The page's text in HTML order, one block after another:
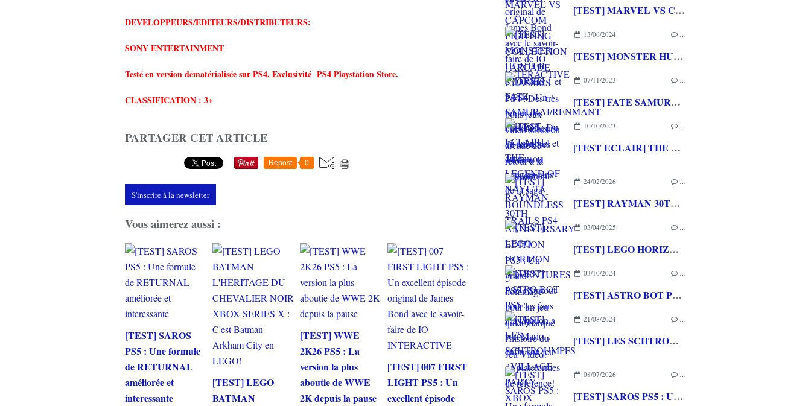
DEVELOPPEURS/EDITEURS/DISTRIBUTEURS:
SONY ENTERTAINMENT
Testé en version dématérialisée sur PS4. Exclusivité PS4 Playstation Store.
CLASSIFICATION : 3+
PARTAGER CET ARTICLE
Repost 0
S'inscrire à la newsletter
Vous aimerez aussi :
[TEST] SAROS
PS5 : Une formule
de RETURNAL
améliorée et
interessante
[TEST] LEGO
BATMAN
[TEST] WWE
2K26 PS5 : La
version la plus
aboutie de WWE
2K depuis la pause
[TEST] 007 FIRST
LIGHT PS5 : Un
excellent épisode
[TEST] MARVEL VS CAPCOM FIGHTING COLLECTION : ARCADE CLASSICS PS4 : Des très bons jeux vidéo sortis en arcade de retour à la maison!
13/06/2024 …
[TEST] MONSTER HUNTER STORIES 1 et 2 PS4 : Un retour des chevaucheurs de monstres sublime et passionnant
07/11/2023 …
[TEST] FATE SAMURAI/RENMANT PS4/PS5 : Du visual novel et du musou pour les fans de la saga
10/10/2023 …
[TEST ECLAIR] THE LEGEND OF NAYUTA BOUNDLESS TRAILS PS4
24/02/2026 …
[TEST] RAYMAN 30TH ANNIVERSARY EDITION PS5 : Un grand hommage pour un jeu qui a marqué l'histoire du Jeu Vidéo!
03/04/2025 …
[TEST] LEGO HORIZON ADVENTURES PS5 : Surtout pour les fans d'Aloy
03/10/2024 …
[TEST] ASTRO BOT PS5 : PlayStation a son Mario... enfin son jeu de plateformes de référence!
21/08/2024 …
[TEST] LES SCHTROUMPFS - VILLAGE PARTY XBOX SERIES X : Un mix de Mario Party et de jeu de plateformes schtroumpfement chouette!
08/07/2026 …
[TEST] SAROS PS5 : Une formule de RETURNAL améliorée et interessante